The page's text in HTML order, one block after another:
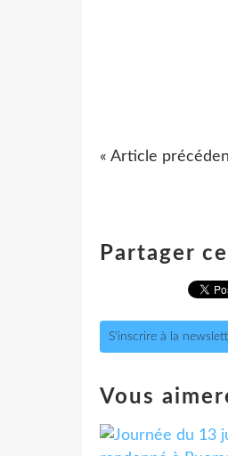
« Article
Partager
S'inscrire à la
Vous